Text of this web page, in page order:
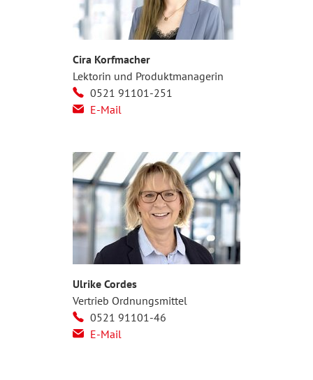
Cira Korfmacher
Lektorin und Produktmanagerin
0521 91101-251
E-Mail
Ulrike Cordes
Vertrieb Ordnungsmittel
0521 91101-46
E-Mail